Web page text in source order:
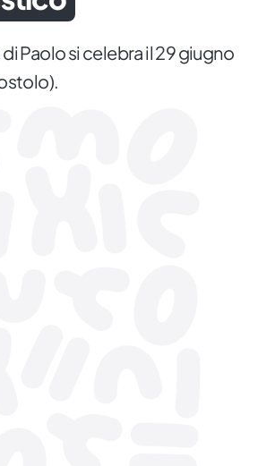
Paolo si celebra il 29 giugno